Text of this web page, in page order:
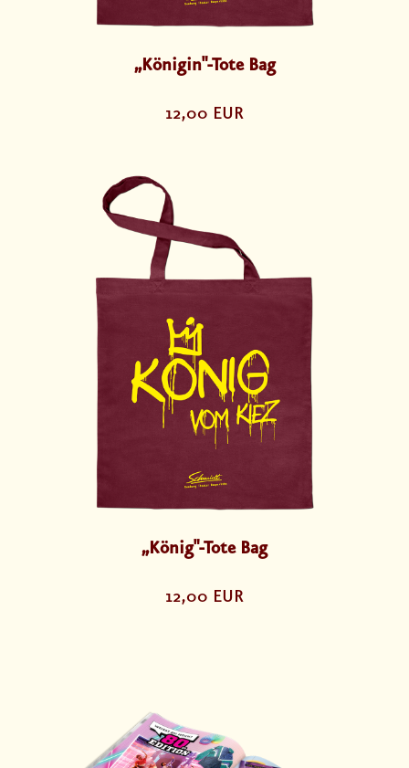
„Königin"-Tote Bag
12,00 EUR
„König"-Tote Bag
12,00 EUR